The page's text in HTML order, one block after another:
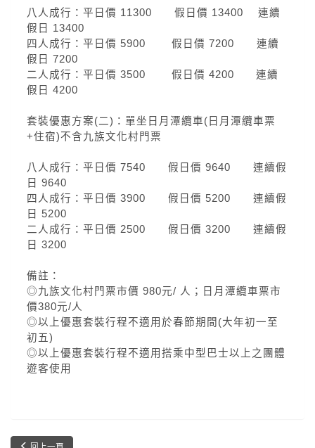
八人成行：平日價 11300 假日價 13400 連續
假日 13400
四人成行：平日價 5900 假日價 7200 連續
假日 7200
二人成行：平日價 3500 假日價 4200 連續
假日 4200
套裝優惠方案(二)：單坐日月潭纜車(日月潭纜車票
+住宿)不含九族文化村門票
八人成行：平日價 7540 假日價 9640 連續假
日 9640
四人成行：平日價 3900 假日價 5200 連續假
日 5200
二人成行：平日價 2500 假日價 3200 連續假
日 3200
備註：
◎九族文化村門票市價 980元/ 人；日月潭纜車票市
價380元/人
◎以上優惠套裝行程不適用於春節期間(大年初一至
初五)
◎以上優惠套裝行程不適用搭乘中型巴士以上之團體
遊客使用